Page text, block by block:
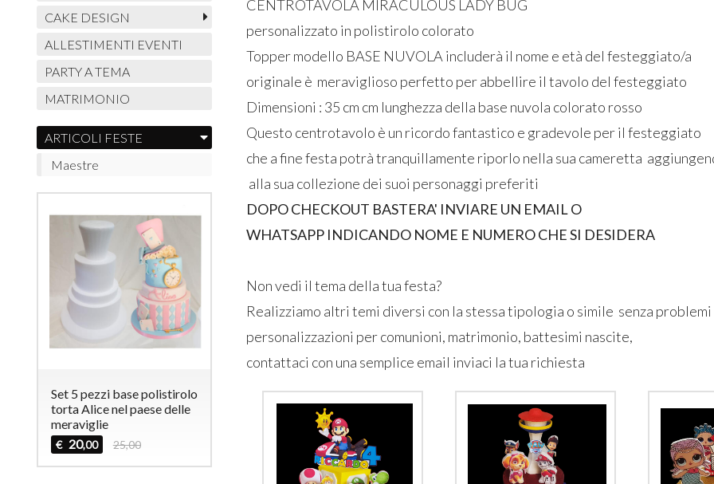
CENTROTAVOLA MIRACULOUS LADY BUG
personalizzato in polistirolo colorato
Topper modello BASE NUVOLA includerà il nome e età del festeggiato/a
originale è meraviglioso perfetto per abbellire il tavolo del festeggiato
Dimensioni : 35 cm cm lunghezza della base nuvola colorato rosso
Questo centrotavolo è un ricordo fantastico e gradevole per il festeggiato
che a fine festa potrà tranquillamente riporlo nella sua cameretta
alla sua collezione dei suoi personaggi preferiti
DOPO CHECKOUT BASTERA' INVIARE UN EMAIL O
WHATSAPP INDICANDO NOME E NUMERO CHE SI DESIDERA
Non vedi il tema della tua festa?
Realizziamo altri temi diversi con la stessa tipologia o simile senza problemi
personalizzazioni per comunioni, matrimonio, battesimi nascite,
contattaci con una semplice email inviaci la tua richiesta
CAKE DESIGN
ALLESTIMENTI EVENTI
PARTY A TEMA
MATRIMONIO
ARTICOLI FESTE
Maestre
Set 5 pezzi base polistirolo
torta Alice nel paese delle
meraviglie
€ 20,00 25,00